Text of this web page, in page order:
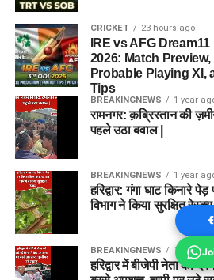
CRICKET 23 hours ago
IRE vs AFG
2026: Match
Probable Playing XI,
Tips
BREAKINGNEWS 1 year
रामनगर: क़ब्रिस्तान की
पहले उठा बवाल |
BREAKINGNEWS 1 year
हरिद्वार: गंगा घाट किनारे
विभाग ने किया सुरक्षित रेस्क्यू
BREAKINGNEWS 1 year
हरिद्वार में बीजेपी नेता की